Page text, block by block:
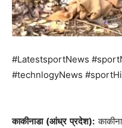
#LatestsportNews
#technlogyNews
काकीनाडा (आंध्र प्रदेश):